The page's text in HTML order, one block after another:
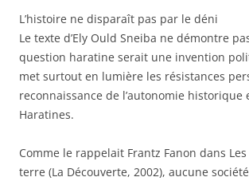
L’histoire ne disparaît pas par le déni
Le texte d’Ely Ould Sneiba ne démontre
question haratine serait une invention
met surtout en lumière les résistances
reconnaissance de l’autonomie historique
Haratines.
Comme le rappelait Frantz Fanon dans
terre (La Découverte, 2002), aucune